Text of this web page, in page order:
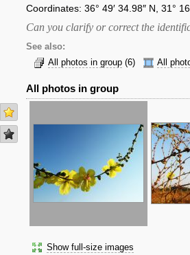
Coordinates: 36° 49′ 34.98″ N, 31°
Can you clarify or correct the
See also:
All photos in group (6) All
All photos in group
Show full-size images